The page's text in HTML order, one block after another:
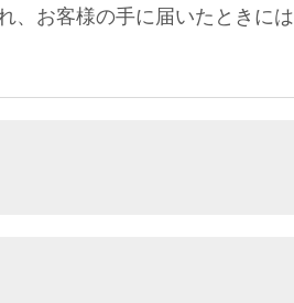
、お客様の手に届いたときには